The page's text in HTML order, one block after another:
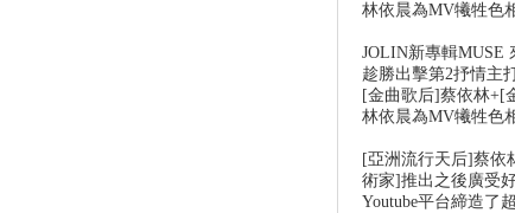
林依晨為MV犧牲色
JOLIN新專輯MUSE
趁勝出擊第2抒情主
[金曲歌后]蔡依林+[
林依晨為MV犧牲色
[亞洲流行天后]蔡依
術家]推出之後廣受
Youtube平台締造了